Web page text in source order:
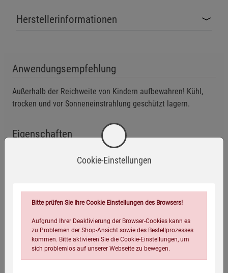
Der Umgang mit Chemikalien erfordert stets Sorgfalt
Nicht zum Verzehr geeignet.
Herstellerinformationen
Anwendungsempfehlung
Außerhalb der Reichweite von Kindern aufbewahren! Kühl,
trocken und vor Sonneneinstrahlung geschützt lagern.
Eigenschaften
Verpackungsgewicht:
430 Gramm
Verpackungsmaße (LxBxH):
15
Wird oft zusammen bestellt:
Cookie-Einstellungen
Bitte prüfen Sie Ihre Cookie Einstellungen des Browsers!
Aufgrund Ihrer Deaktivierung der Browser-Cookies kann es
zu Problemen der Shop-Ansicht sowie des Bestellprozesses
kommen. Bitte aktivieren Sie die Cookie-Einstellungen, um
sich problemlos auf unserer Webseite zu bewegen.